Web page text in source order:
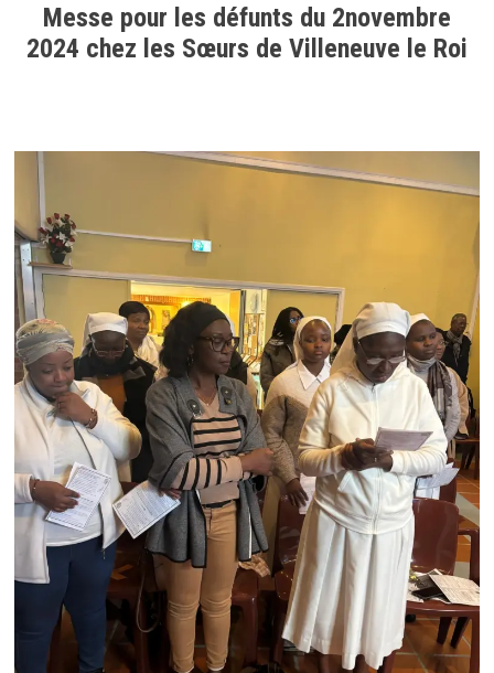
Messe pour les défunts du 2novembre
2024 chez les Sœurs de Villeneuve le Roi